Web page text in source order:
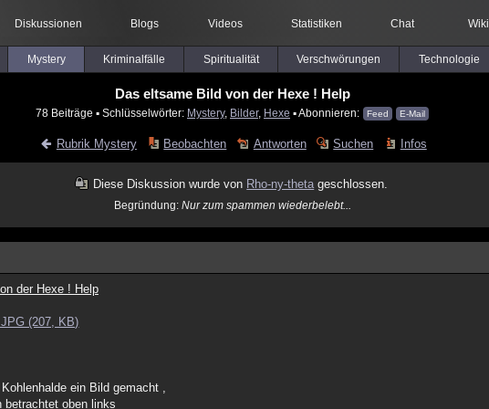
Diskussionen Blogs Videos Statistiken Chat Wiki
Mystery Kriminalfälle Spiritualität Verschwörungen Technologie
Das eltsame Bild von der Hexe ! Help
78 Beiträge ▪ Schlüsselwörter: Mystery, Bilder, Hexe ▪ Abonnieren: Feed E-Mail
Rubrik Mystery Beobachten Antworten Suchen Infos
Diese Diskussion wurde von Rho-ny-thetageschlossen.
Begründung: Nur zum spammen wiederbelebt...
der Hexe ! Help
(207, KB)
ein Bild gemacht ,
betrachtet oben links